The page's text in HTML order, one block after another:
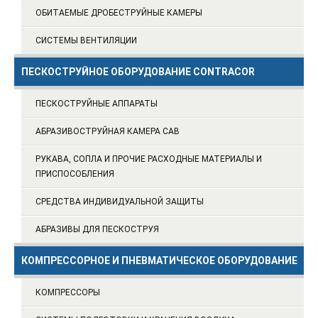
ОБИТАЕМЫЕ ДРОБЕСТРУЙНЫЕ КАМЕРЫ
СИСТЕМЫ ВЕНТИЛЯЦИИ
ПЕСКОСТРУЙНОЕ ОБОРУДОВАНИЕ CONTRACOR
ПЕСКОСТРУЙНЫЕ АППАРАТЫ
АБРАЗИВОСТРУЙНАЯ КАМЕРА CAB
РУКАВА, СОПЛА И ПРОЧИЕ РАСХОДНЫЕ МАТЕРИАЛЫ И
ПРИСПОСОБЛЕНИЯ
СРЕДСТВА ИНДИВИДУАЛЬНОЙ ЗАЩИТЫ
АБРАЗИВЫ ДЛЯ ПЕСКОСТРУЯ
КОМПРЕССОРНОЕ И ПНЕВМАТИЧЕСКОЕ ОБОРУДОВАНИЕ
КОМПРЕССОРЫ